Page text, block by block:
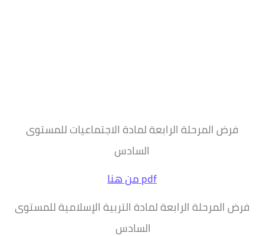
فرض المرحلة الرابعة لمادة الاجتماعيات للمستوى
السادس
pdf من هنا
فرض المرحلة الرابعة لمادة التربية الإسلامية للمستوى
السادس